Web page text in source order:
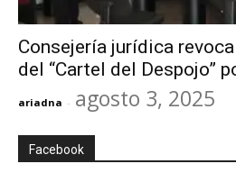
Consejería jurídica
del “Cartel del Despojo”
ariadna - agosto 3, 2025
Facebook